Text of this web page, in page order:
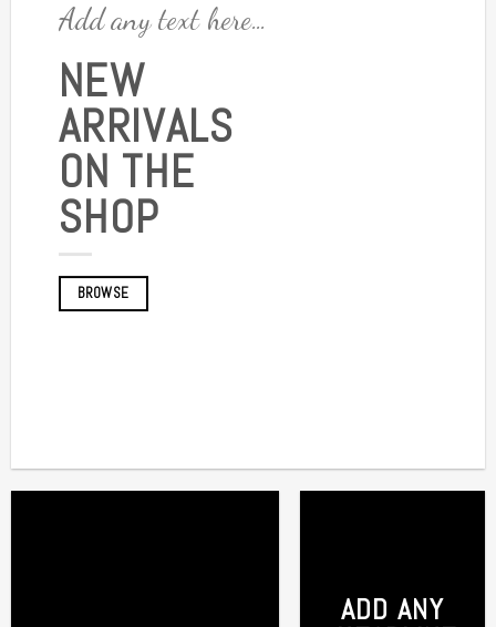
Add any text here…
NEW
ARRIVALS
ON THE
SHOP
BROWSE
ADD ANY